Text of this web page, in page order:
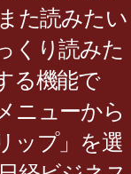
た読みたい
くり読みた
る機能で
ニューから
ップ」を選